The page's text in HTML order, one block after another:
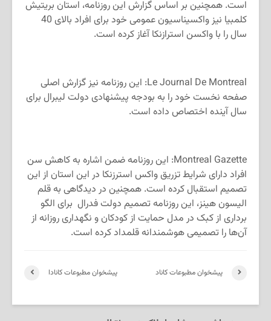
است. همچنین بر اساس گزارش این روزنامه، استان بریتیش
کلمبیا نیز واکسیناسیون عمومی خود برای افراد بالای 40
سال را با واکسن استرازنکا آغاز کرده است.
Le Journal De Montreal: این روزنامه نیز گزارش اصلی
صفحه نخست خود را به بودجه پیشنهادی دولت لیبرال برای
سال آینده اختصاص داده است.
Montreal Gazette: این روزنامه ضمن اشاره به کاهش سن
افراد دارای شرایط تزریق واکس استرزنکا در این استان از این
تصمیم استقبال کرده است. همچنین در دیدگاهی به قلم
الیسون هینز، این روزنامه تصمیم دولت فدرال برای الگو
برداری از کبک در مدل حمایت از کودکان و نگهداری روزانه از
آن‌ها را تصمیمی هوشمندانه قلمداد کرده است.
پیشخوان مطبوعات کانادا پیشخوان مطبوعات کاناد